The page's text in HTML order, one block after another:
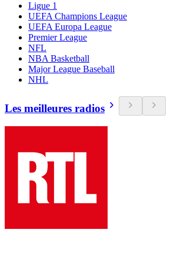
Ligue 1
UEFA Champions League
UEFA Europa League
Premier League
NFL
NBA Basketball
Major League Baseball
NHL
Les meilleures radios